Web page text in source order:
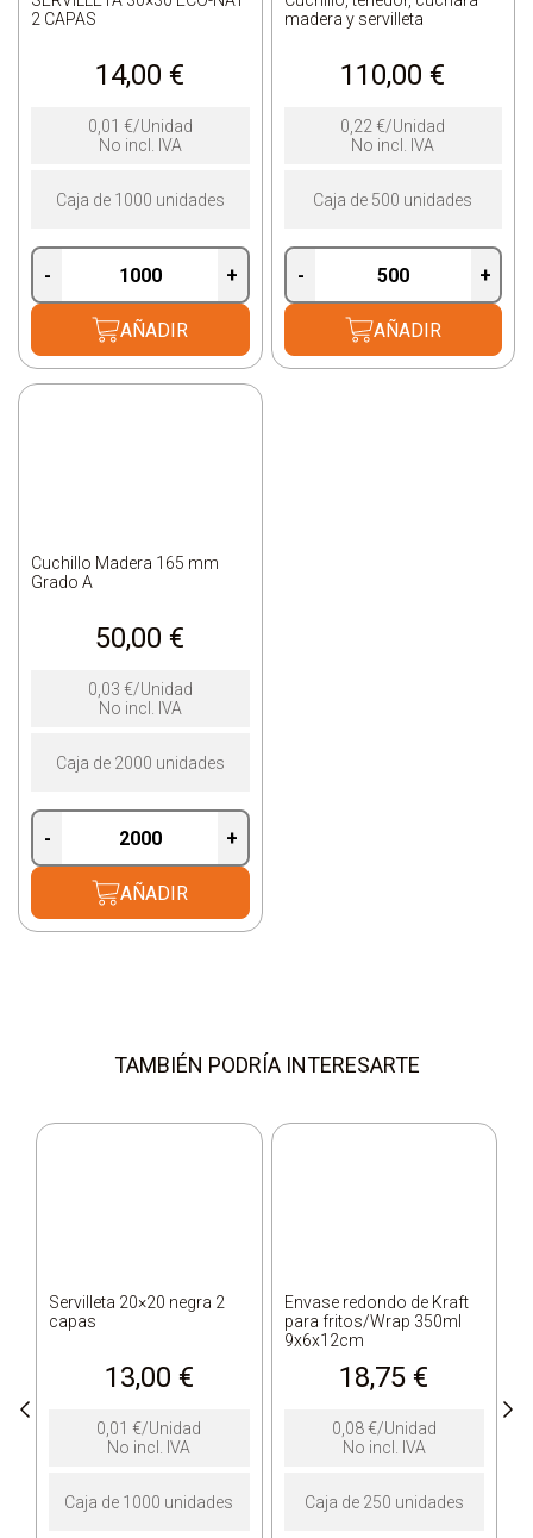
2 CAPAS
14,00€
0,01 €/Unidad
No incl. IVA
Caja de 1000 unidades
- +
AÑADIR
madera y servilleta
110,00€
0,22€/Unidad
No incl. IVA
Caja de 500 unidades
- +
AÑADIR
Cuchillo Madera 165 mm
Grado A
50,00€
0,03 €/Unidad
No incl. IVA
Caja de 2000 unidades
- +
AÑADIR
TAMBIÉN PODRÍA INTERESARTE
Servilleta 20×20 negra 2
capas
13,00 €
0,01€/Unidad
No incl. IVA
Caja de 1000 unidades
Envase redondo de Kraft
para fritos/Wrap 350ml
9x6x12cm
18,75€
0,08€/Unidad
No incl. IVA
Caja de 250 unidades